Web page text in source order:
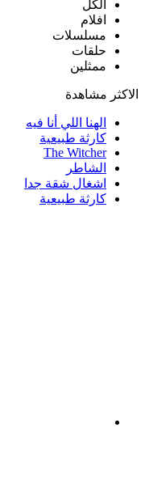
الكل
افلام
مسلسلات
حلقات
ممثلين
الاكثر مشاهدة
الهنا اللي أنا فيه
كارثة طبيعية
The Witcher
الشاطر
اشغال شقة جدا
كارثة طبيعية